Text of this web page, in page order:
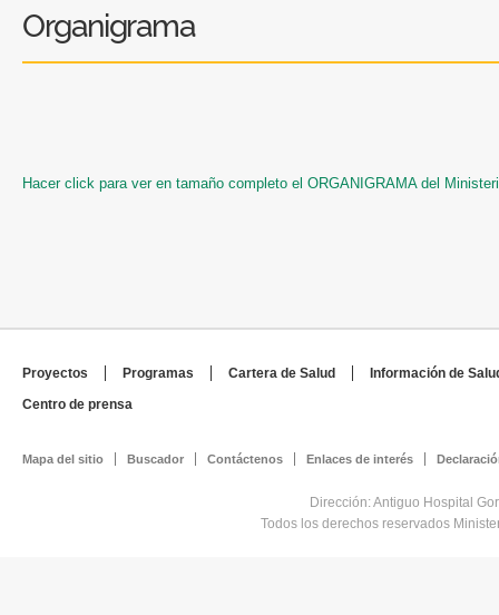
Organigrama
Hacer click para ver en tamaño completo el ORGANIGRAMA del
Proyectos Programas Cartera de Salud
Información de
Centro de prensa
Mapa del sitio Buscador Contáctenos Enlaces de interés
Dirección: Antiguo Hospital
Todos los derechos reservados